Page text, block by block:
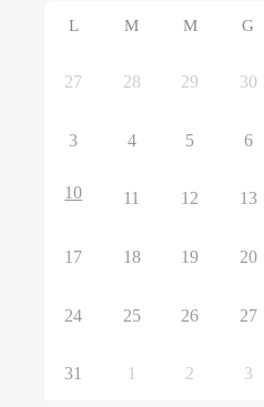
L M M G
27 28 29 30
3 4 5 6
10 11 12 13
17 18 19 20
24 25 26 27
31 1 2 3